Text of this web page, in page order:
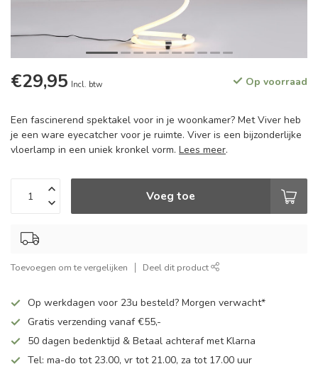
€29,95 Incl. btw Op voorraad
Een fascinerend spektakel voor in je woonkamer? Met Viver heb
je een ware eyecatcher voor je ruimte. Viver is een bijzonderlijke
vloerlamp in een uniek kronkel vorm. Lees meer.
Voeg toe
Toevoegen om te vergelijken Deel dit product
Op werkdagen voor 23u besteld? Morgen verwacht*
Gratis verzending vanaf €55,-
50 dagen bedenktijd & Betaal achteraf met Klarna
Tel: ma-do tot 23.00, vr tot 21.00, za tot 17.00 uur